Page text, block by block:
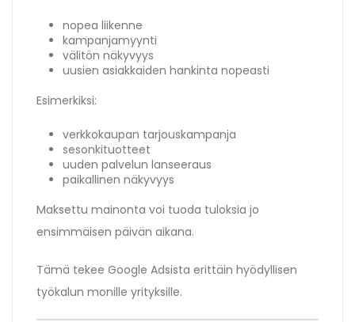
nopea liikenne
kampanjamyynti
välitön näkyvyys
uusien asiakkaiden hankinta nopeasti
Esimerkiksi:
verkkokaupan tarjouskampanja
sesonkituotteet
uuden palvelun lanseeraus
paikallinen näkyvyys
Maksettu mainonta voi tuoda tuloksia jo
ensimmäisen päivän aikana.
Tämä tekee Google Adsista erittäin hyödyllisen
työkalun monille yrityksille.